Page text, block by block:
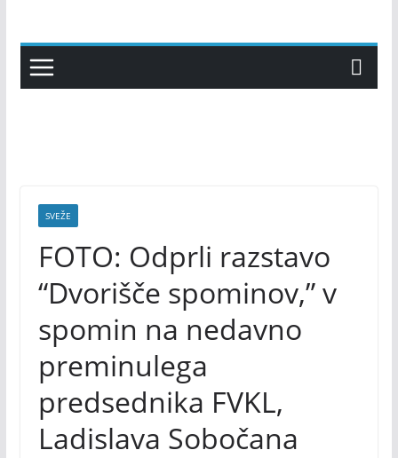
content
SVEŽE
FOTO: Odprli razstavo
“Dvorišče spominov,” v
spomin na nedavno
preminulega
predsednika FVKL,
Ladislava Sobočana